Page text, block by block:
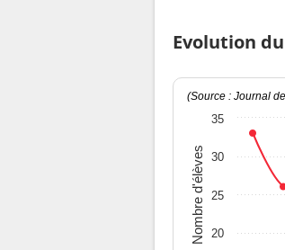
Evolution
Nombre d'élèves
(Source : Journal
20
25
30
35